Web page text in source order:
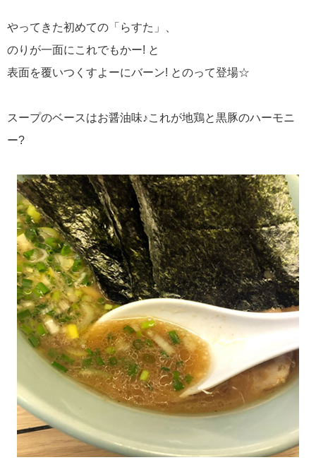
やってきた初めての「らすた」、
のりが一面にこれでもかー! と
表面を覆いつくすよーにバーン! とのって登場☆
スープのベースはお醤油味♪これが地鶏と黒豚のハーモニ
ー?